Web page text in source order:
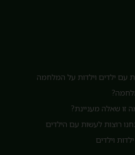
וילדות על המלחמה
מעניינת?
לעשות עם הילדים